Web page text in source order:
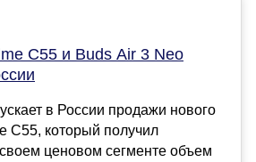
C55 и Buds Air 3 Neo
в России продажи нового
C55, который получил
ценовом сегменте объем